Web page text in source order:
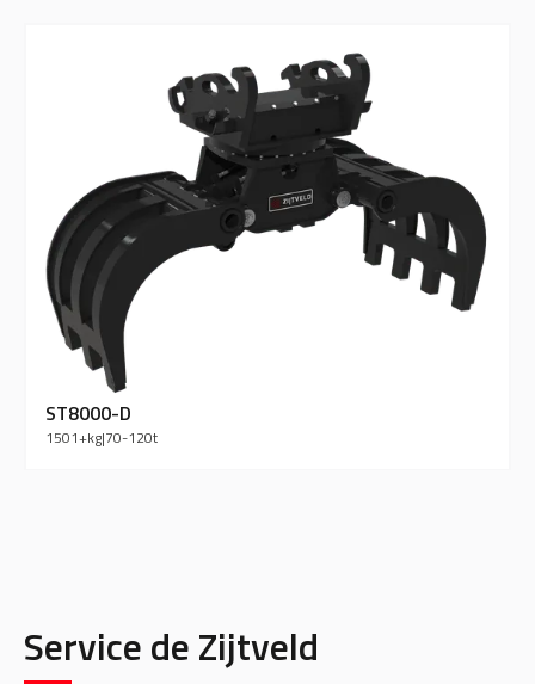
ST8000-D
1501+kg|70-120t
Service de Zijtveld